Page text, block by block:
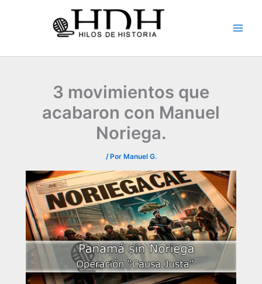
3 movimientos que
acabaron con Manuel
Noriega.
/ Por Manuel G.